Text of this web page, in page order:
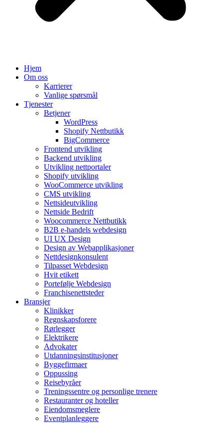
Hjem
Om oss
Karrierer
Vanlige spørsmål
Tjenester
Betjener
WordPress
Shopify Nettbutikk
BigCommerce
Frontend utvikling
Backend utvikling
Utvikling nettportaler
Shopify utvikling
WooCommerce utvikling
CMS utvikling
Nettsideutvikling
Nettside Bedrift
Woocommerce Nettbutikk
B2B e-handels webdesign
UI UX Design
Design av Webapplikasjoner
Nettdesignkonsulent
Tilpasset Webdesign
Hvit etikett
Portefølje Webdesign
Franchisenettsteder
Bransjer
Klinikker
Regnskapsforere
Rørlegger
Elektrikere
Advokater
Utdanningsinstitusjoner
Byggefirmaer
Oppussing
Reisebyråer
Treningssentre og personlige trenere
Restauranter og hoteller
Eiendomsmeglere
Eventplanleggere